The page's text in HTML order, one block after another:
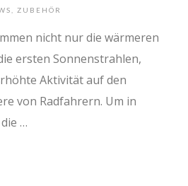
ZUBEHÖR
nicht nur die wärmeren
ersten Sonnenstrahlen,
Aktivität auf den
von Radfahrern. Um in
…